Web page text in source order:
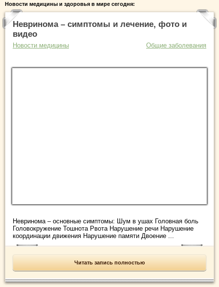
Новости медицины и здоровья в мире сегодня:
Невринома – симптомы и лечение, фото и
видео
Новости медицины Общие заболевания
Невринома – основные симптомы: Шум в ушах Головная боль
Головокружение Тошнота Рвота Нарушение речи Нарушение
координации движения Нарушение памяти Двоение ...
Читать запись полностью